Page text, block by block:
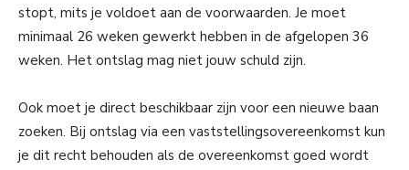
stopt, mits je voldoet aan de voorwaarden. Je moet
minimaal 26 weken gewerkt hebben in de afgelopen 36
weken. Het ontslag mag niet jouw schuld zijn.
Ook moet je direct beschikbaar zijn voor een nieuwe baan
zoeken. Bij ontslag via een vaststellingsovereenkomst kun
je dit recht behouden als de overeenkomst goed wordt